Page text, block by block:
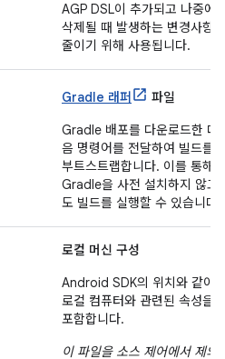
AGP DSL이 추가되고 나중에
삭제될 때 발생하는 변경사항을
줄이기 위해 사용됩니다.
Gradle 래퍼
파일
Gradle 배포를 다운로드한 다
음 명령어를 전달하여 빌드를
부트스트랩합니다. 이를 통해
Gradle을 사전 설치하지 않고
도 빌드를 실행할 수 있습니다.
로컬 머신 구성
Android SDK의 위치와 같이
로컬 컴퓨터와 관련된 속성을
포함합니다.
이 파일을 소스 제어에서 제외